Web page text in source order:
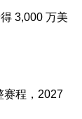
3,000 万美
赛程，2027